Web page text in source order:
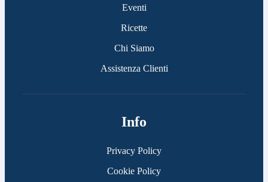
Eventi
Ricette
Chi Siamo
Assistenza Clienti
Info
Privacy Policy
Cookie Policy